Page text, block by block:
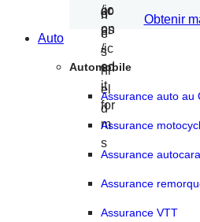
Obtenir
Auto
Automobile
Assurance auto au
Assurance
Assurance
Assurance
Assurance VTT